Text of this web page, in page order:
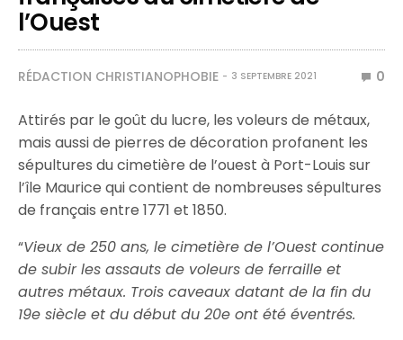
l’Ouest
RÉDACTION CHRISTIANOPHOBIE 3 SEPTEMBRE 2021 0
Attirés par le goût du lucre, les voleurs de métaux,
mais aussi de pierres de décoration profanent les
sépultures du cimetière de l’ouest à Port-Louis sur
l’île Maurice qui contient de nombreuses sépultures
de français entre 1771 et 1850.
“Vieux de 250 ans, le cimetière de l’Ouest continue
de subir les assauts de voleurs de ferraille et
autres métaux. Trois caveaux datant de la fin du
19e siècle et du début du 20e ont été éventrés.